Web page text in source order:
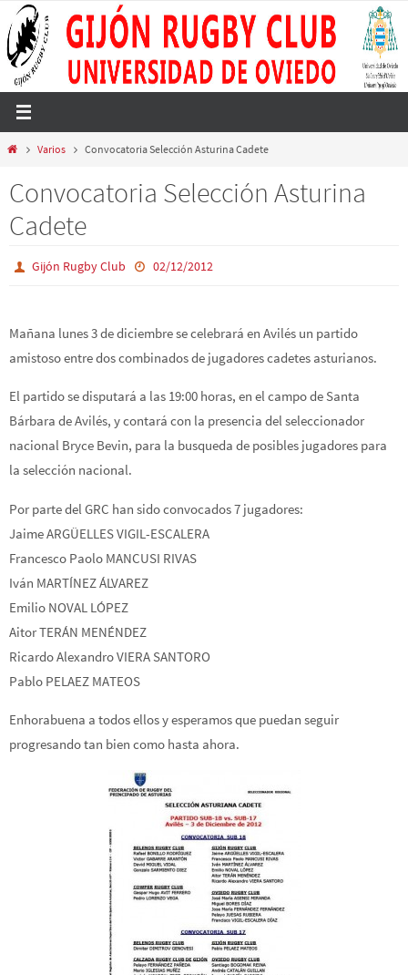
al
contenido
InicioVarios Convocatoria Selección Asturina Cadete
Convocatoria Selección Asturina
Cadete
Gijón Rugby Club 02/12/2012
Mañana lunes 3 de diciembre se celebrará en Avilés un partido
amistoso entre dos combinados de jugadores cadetes asturianos.
El partido se disputará a las 19:00 horas, en el campo de Santa
Bárbara de Avilés, y contará con la presencia del seleccionador
nacional Bryce Bevin, para la busqueda de posibles jugadores para
la selección nacional.
Por parte del GRC han sido convocados 7 jugadores:
Jaime ARGÜELLES VIGIL-ESCALERA
Francesco Paolo MANCUSI RIVAS
Iván MARTÍNEZ ÁLVAREZ
Emilio NOVAL LÓPEZ
Aitor TERÁN MENÉNDEZ
Ricardo Alexandro VIERA SANTORO
Pablo PELAEZ MATEOS
Enhorabuena a todos ellos y esperamos que puedan seguir
progresando tan bien como hasta ahora.